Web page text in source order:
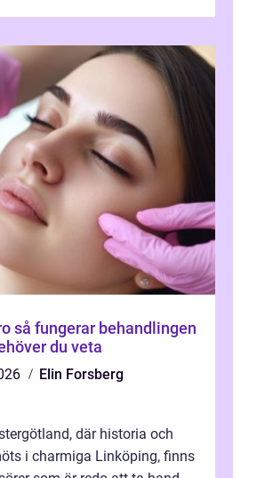
du veta
Elin Forsberg
där historia och
i charmiga Linköping, finns